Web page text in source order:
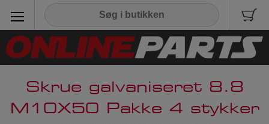
Skrue galvaniseret 8.8
M10X50 Pakke 4 stykker